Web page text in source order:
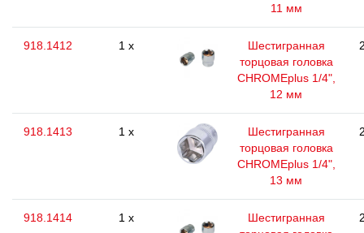
11 мм
918.1412 1 x
Шестигранная
торцовая головка
CHROMEplus 1/4",
12 мм
918.1413 1 x
Шестигранная
торцовая головка
CHROMEplus 1/4",
13 мм
918.1414 1 x
Шестигранная